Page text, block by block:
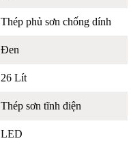
Thép phủ sơn chống dính
Đen
26 Lít
Thép sơn tĩnh điện
LED